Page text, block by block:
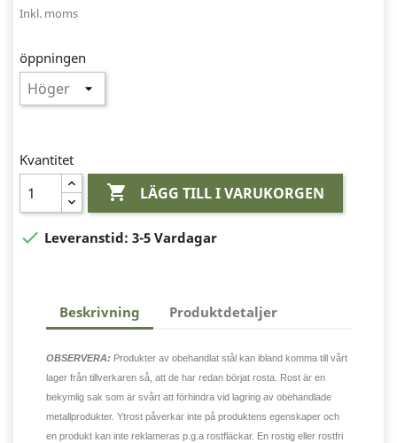
Inkl. moms
öppningen
Kvantitet
 LÄGG TILL I VARUKORGEN
 Leveranstid: 3-5 Vardagar
Beskrivning Produktdetaljer
OBSERVERA: Produkter av obehandlat stål kan ibland komma till vårt
lager från tillverkaren så, att de har redan börjat rosta. Rost är en
bekymlig sak som är svårt att förhindra vid lagring av obehandlade
metallprodukter. Ytrost påverkar inte på produktens egenskaper och
en produkt kan inte reklameras p.g.a rostfläckar. En rostig eller rostfri